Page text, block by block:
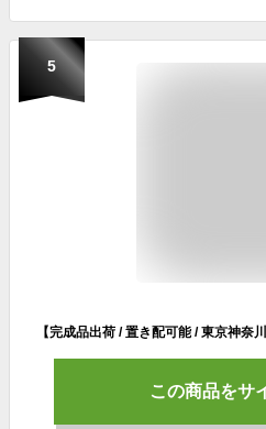
5
この商品をサ